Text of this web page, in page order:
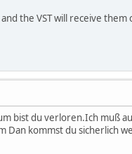
the VST will receive
bist du verloren.Ich muß
Dan kommst du sicherlich